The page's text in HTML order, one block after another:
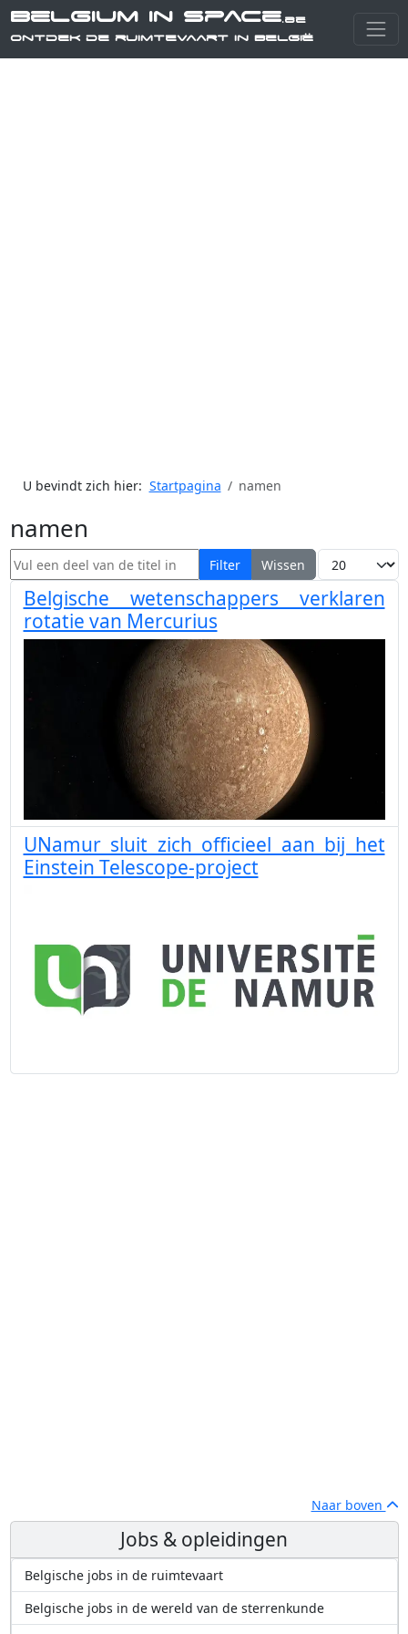
Belgium in Space.be
Ontdek de ruimtevaart in België
U bevindt zich hier: Startpagina namen
namen
Vul een deel van de titel in Filter Wissen Toon #
Belgische wetenschappers verklaren
rotatie van Mercurius
UNamur sluit zich officieel aan bij het
Einstein Telescope-project
Naar boven
Jobs & opleidingen
Belgische jobs in de ruimtevaart
Belgische jobs in de wereld van de sterrenkunde